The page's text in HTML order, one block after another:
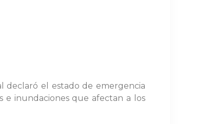
declaró el estado de emergencia
e inundaciones que afectan a los